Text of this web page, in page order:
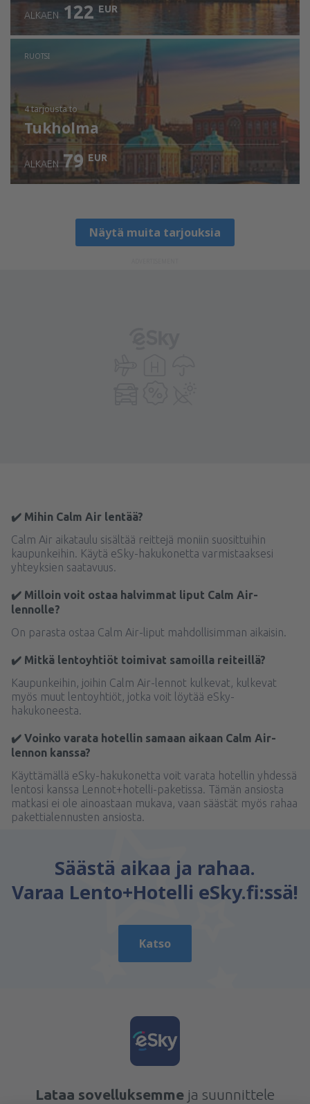
ALKAEN 122 EUR
RUOTSI
4 tarjoustato
Tukholma
ALKAEN 79 EUR
Näytä muita tarjouksia
✔️ Mihin Calm Air lentää?
Calm Air aikataulu sisältää reittejä moniin suosittuihin
kaupunkeihin. Käytä eSky-hakukonetta varmistaaksesi
yhteyksien saatavuus.
✔️ Milloin voit ostaa halvimmat liput Calm Air-
lennolle?
On parasta ostaa Calm Air-liput mahdollisimman aikaisin.
✔️ Mitkä lentoyhtiöt toimivat samoilla reiteillä?
Kaupunkeihin, joihin Calm Air-lennot kulkevat, kulkevat
myös muut lentoyhtiöt, jotka voit löytää eSky-
hakukoneesta.
✔️ Voinko varata hotellin samaan aikaan Calm Air-
lennon kanssa?
Käyttämällä eSky-hakukonetta voit varata hotellin yhdessä
lentosi kanssa Lennot+hotelli-paketissa. Tämän ansiosta
matkasi ei ole ainoastaan mukava, vaan säästät myös rahaa
pakettialennusten ansiosta.
Säästä aikaa ja rahaa.
Varaa Lento+Hotelli eSky.fi:ssä!
Katso
Lataa sovelluksemme ja suunnittele